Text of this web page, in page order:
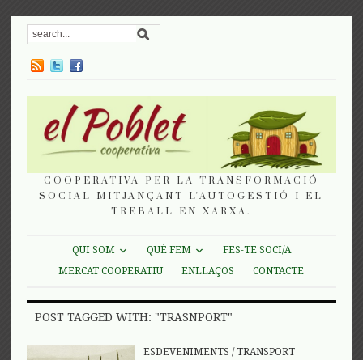
COOPERATIVA PER LA TRANSFORMACIÓ
SOCIAL MITJANÇANT L'AUTOGESTIÓ I EL
TREBALL EN XARXA.
QUI SOM QUÈ FEM
FES-TE SOCI/A
MERCAT COOPERATIU
ENLLAÇOS CONTACTE
POST TAGGED WITH: "TRASNPORT"
ESDEVENIMENTS /TRANSPORT